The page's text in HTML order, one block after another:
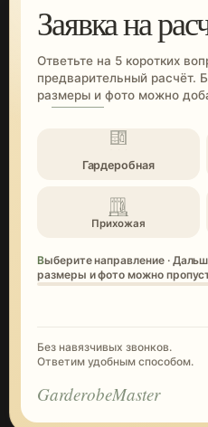
Заявка на
Ответьте на 5 коротких
предварительный расчёт.
размеры и фото можно
Гардеробная
Прихожая
Выберите направление · Дальше 5 коротких вопросов ·
размеры и фото можно
Без навязчивых звонков.
Ответим удобным способом.
GarderobeMaster